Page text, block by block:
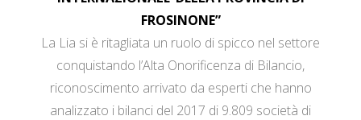
FROSINONE”
La Lia si è ritagliata un ruolo di spicco nel settore
conquistando l’Alta Onorificenza di Bilancio,
riconoscimento arrivato da esperti che hanno
analizzato i bilanci del 2017 di 9.809 società di